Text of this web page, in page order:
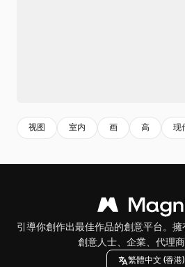
视图 室内 画 高 现
引導你創作出最佳作品的創意平台。
創意人士、企業、代理商
繁體中文 (香港)